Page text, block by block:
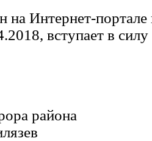
на Интернет-
вступает в